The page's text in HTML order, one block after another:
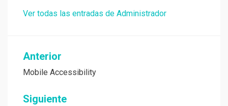
Ver todas las entradas de Administrador
Navegación
de
entradas
Anterior
Mobile Accessibility
Siguiente